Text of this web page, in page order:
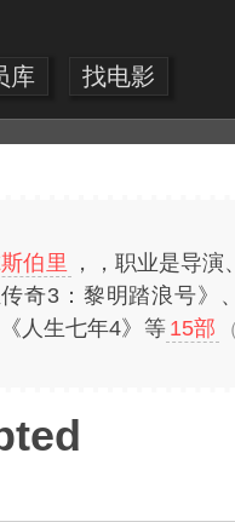
库 找电影
伯里
，，职业是导
奇3：黎明踏浪号》
人生七年4》等 15部